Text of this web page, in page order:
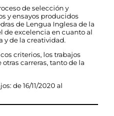
de selección y
y ensayos producidos
de Lengua Inglesa de la
de excelencia en cuanto al
y de la creatividad.
criterios, los trabajos
carreras, tanto de la
de 16/11/2020 al